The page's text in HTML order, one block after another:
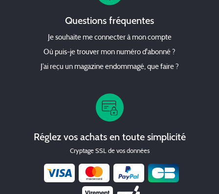
Questions fréquentes
Je souhaite me connecter à mon compte
Où puis-je trouver mon numéro d'abonné ?
J’ai reçu un magazine endommagé, que faire ?
Réglez vos achats en toute simplicité
Cryptage SSL de vos données
Chèque